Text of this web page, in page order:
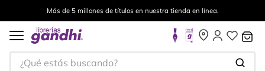
Envíos a todo el mundo, para más información da clickaquí
¿Qué estás buscando?